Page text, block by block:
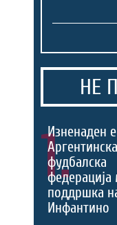
НЕ
1.
Изненаден
фудбалска
поддршка
Инфантино